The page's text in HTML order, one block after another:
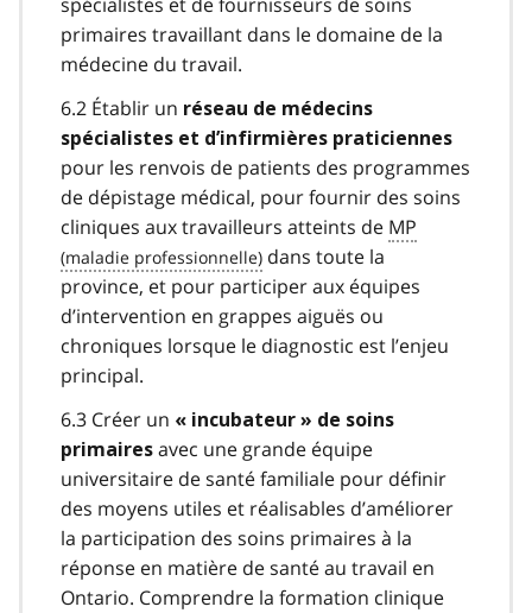
primaires travaillant dans le domaine de la
médecine du travail.
6.2 Établir un réseau de médecins
spécialistes et d’infirmières praticiennes
pour les renvois de patients des programmes
de dépistage médical, pour fournir des soins
cliniques aux travailleurs atteints de MP
dans toute la
province, et pour participer aux équipes
d’intervention en grappes aiguës ou
chroniques lorsque le diagnostic est l’enjeu
principal.
6.3 Créer un « incubateur » de soins
primaires avec une grande équipe
universitaire de santé familiale pour définir
des moyens utiles et réalisables d’améliorer
la participation des soins primaires à la
réponse en matière de santé au travail en
Ontario. Comprendre la formation clinique